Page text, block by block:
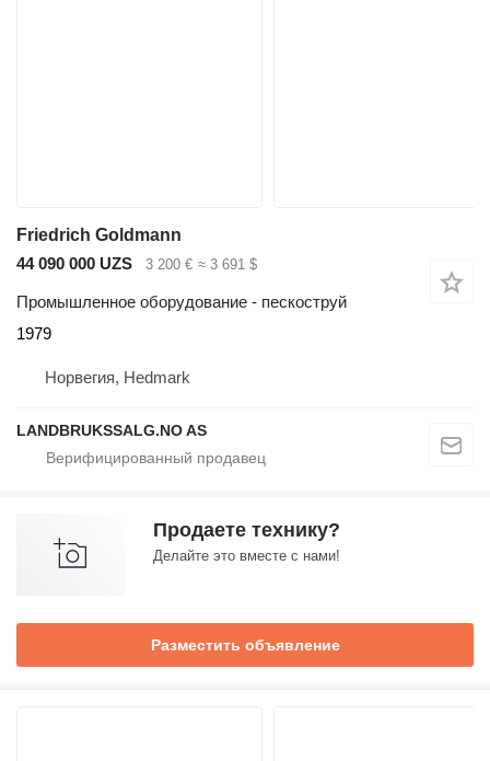
Friedrich Goldmann
44 090 000 UZS
3 200 € ≈ 3 691 $
Промышленное оборудование - пескоструй
1979
Норвегия, Hedmark
LANDBRUKSSALG.NO AS
Продаете технику?
Делайте это вместе с нами!
Разместить объявление